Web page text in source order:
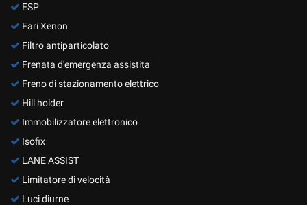
ESP
Fari Xenon
Filtro antiparticolato
Frenata d'emergenza assistita
Freno di stazionamento elettrico
Hill holder
Immobilizzatore elettronico
Isofix
LANE ASSIST
Limitatore di velocità
Luci diurne